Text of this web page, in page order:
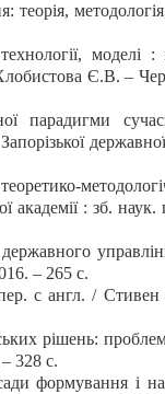
Є.В. –
парадигми
академії : зб.
– 265 с.
с англ. /
рішень:
328 с.
формування